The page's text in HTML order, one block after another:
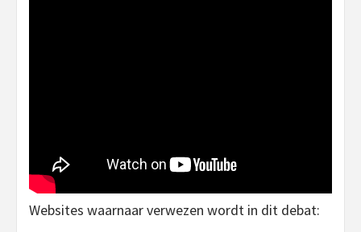
Websites waarnaar verwezen wordt in dit debat: